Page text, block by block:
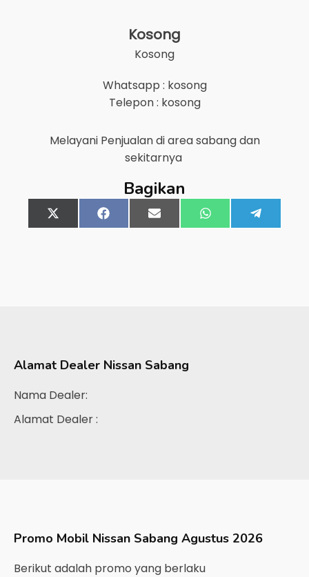
Kosong
Kosong
Whatsapp : kosong
Telepon : kosong
Melayani Penjualan di areasabangdan
sekitarnya
Bagikan
Share
on
X
(Twitter)
Share
on
FacebookShare
on
Email Share
on
WhatsApp
on
Alamat Dealer Nissan Sabang
Nama Dealer:
Alamat Dealer :
Promo Mobil Nissan Sabang Agustus 2026
Berikut adalah promo yang berlaku